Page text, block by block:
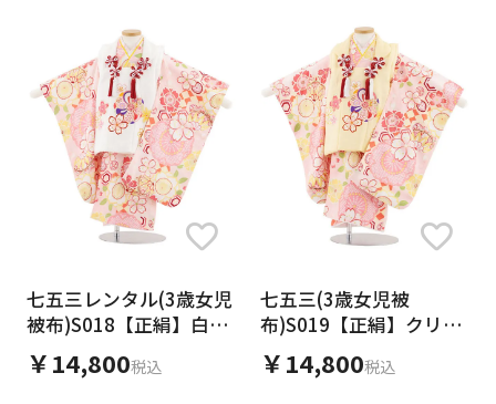
七五三レンタル(3歳女児
被布)S018【正絹】白地
ねじり梅×ピンク桜鞠
￥14,800税込
七五三(3歳女児被
布)S019【正絹】クリー
ムイエローねじり梅×ピ
ンク桜鞠
￥14,800税込